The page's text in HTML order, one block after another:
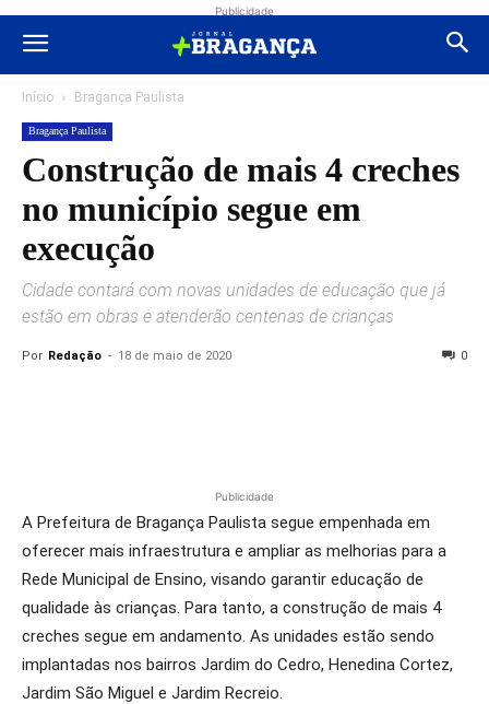
Publicidade
Início Bragança Paulista
Bragança Paulista
Construção de mais 4 creches
no município segue em
execução
Cidade contará com novas unidades de educação que já
estão em obras e atenderão centenas de crianças
Por Redação - 18 de maio de 2020 0
Publicidade
A Prefeitura de Bragança Paulista segue empenhada em
oferecer mais infraestrutura e ampliar as melhorias para a
Rede Municipal de Ensino, visando garantir educação de
qualidade às crianças. Para tanto, a construção de mais 4
creches segue em andamento. As unidades estão sendo
implantadas nos bairros Jardim do Cedro, Henedina Cortez,
Jardim São Miguel e Jardim Recreio.